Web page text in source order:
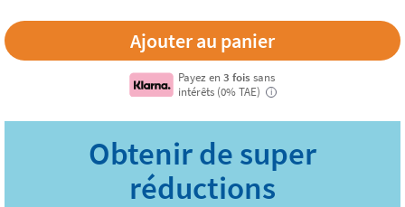
Payez en 3 fois sans
intérêts (0% TAE)
i